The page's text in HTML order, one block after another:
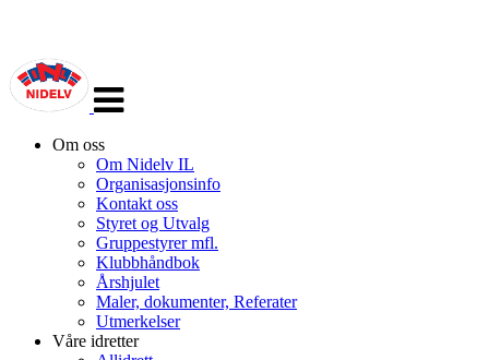
navigasjon
Om oss
Om Nidelv IL
Organisasjonsinfo
Kontakt oss
Styret og Utvalg
Gruppestyrer mfl.
Klubbhåndbok
Årshjulet
Maler, dokumenter, Referater
Utmerkelser
Våre idretter